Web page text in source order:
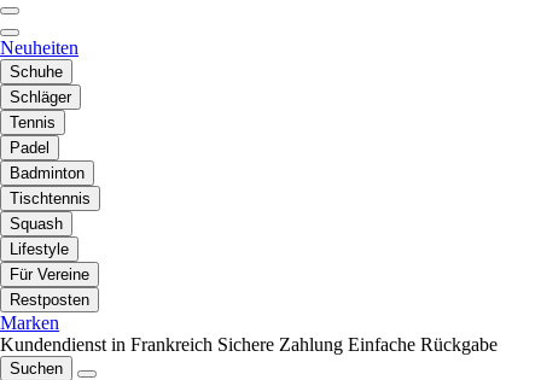
Neuheiten
Schuhe
Schläger
Tennis
Padel
Badminton
Tischtennis
Squash
Lifestyle
Für Vereine
Restposten
Marken
Kundendienst in Frankreich Sichere Zahlung Einfache Rückgabe
Suchen